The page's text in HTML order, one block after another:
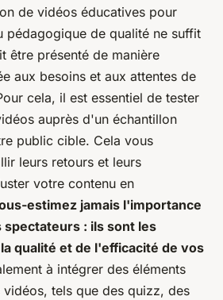
de vidéos éducatives pour
pédagogique de qualité ne suffit
être présenté de manière
aux besoins et aux attentes de
cela, il est essentiel de tester
auprès d'un échantillon
public cible. Cela vous
leurs retours et leurs
votre contenu en
estimez jamais l'importance
: ils sont les
qualité et de l'efficacité de vos
à intégrer des éléments
tels que des quizz, des